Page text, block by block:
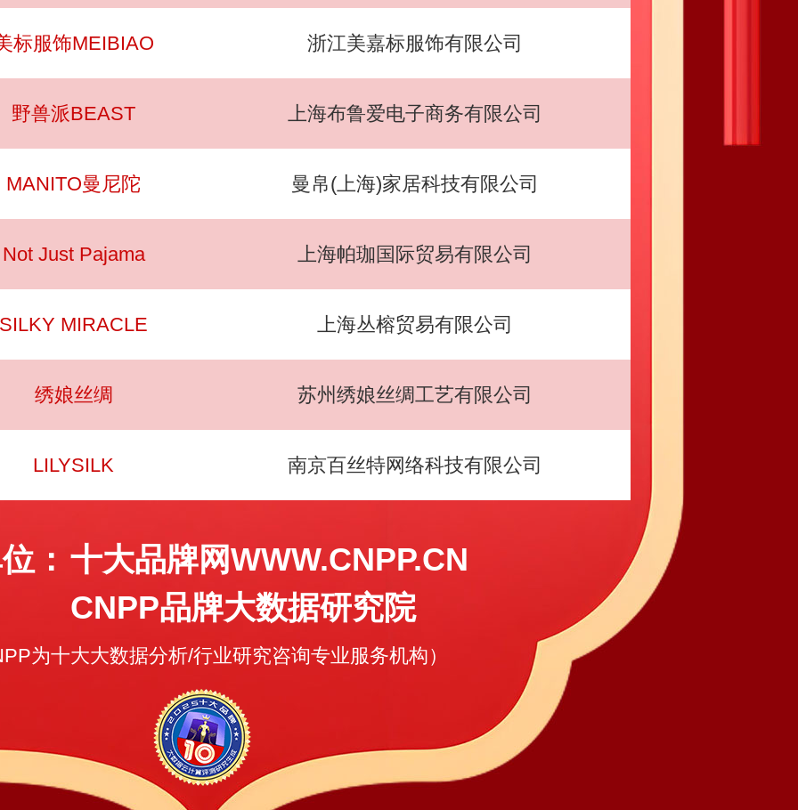
标服饰MEIBIAO 浙江美嘉标服饰有限公司
野兽派BEAST 上海布鲁爱电子商务有限公司
MANITO曼尼陀 曼帛(上海)家居科技有限公司
Not Just Pajama 上海帕珈国际贸易有限公司
SILKY MIRACLE 上海丛榕贸易有限公司
绣娘丝绸 苏州绣娘丝绸工艺有限公司
LILYSILK 南京百丝特网络科技有限公司
： 十大品牌网WWW.CNPP.CN
CNPP品牌大数据研究院
为十大大数据分析/行业研究咨询专业服务机构）